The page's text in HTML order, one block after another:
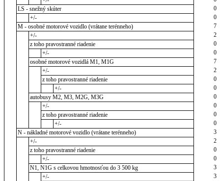
LS - snežný skúter
0
+/-
0
M - osobné motorové vozidlo (vrátane terénneho)
7
+/-
2
z toho pravostranné riadenie
0
+/-
0
osobné motorové vozidlá M1, M1G
7
+/-
2
z toho pravostranné riadenie
0
+/-
0
autobusy M2, M3, M2G, M3G
0
+/-
0
z toho pravostranné riadenie
0
+/-
0
N - nákladné motorové vozidlo (vrátane terénneho)
3
+/-
2
z toho pravostranné riadenie
0
+/-
0
N1, N1G s celkovou hmotnosťou do 3 500 kg
3
+/-
3